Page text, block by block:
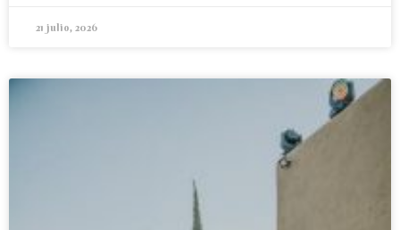
21 julio, 2026